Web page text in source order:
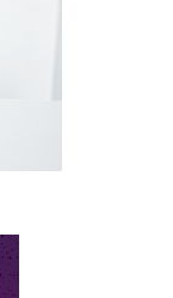
tudod,
megállítani?
Olvass tovább!